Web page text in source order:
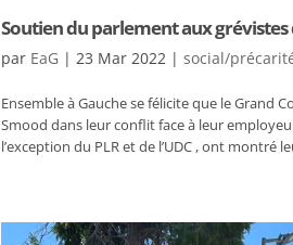
Soutien du parlement aux grévistes
par EaG | 23 Mar 2022| social/
Ensemble à Gauche se félicite que le Grand
Smood dans leur conflit face à leur
l’exception du PLR et de l’UDC , ont montré